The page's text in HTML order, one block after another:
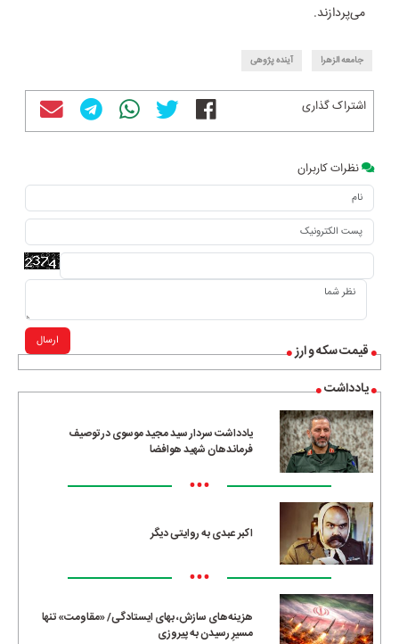
قیمت سکه و ارز
یادداشت
یادداشت سردار سید مجید موسوی در توصیف
فرماندهان شهید هوافضا
•••
اکبر عبدی به روایتی دیگر
•••
هزینه‌های سازش، بهای ایستادگی/ «مقاومت» تنها
مسیرِ رسیدن به پیروزی
می‌پردازند.
جامعه الزهرا آینده پژوهی
اشتراک گذاری
نظرات کاربران
ارسال